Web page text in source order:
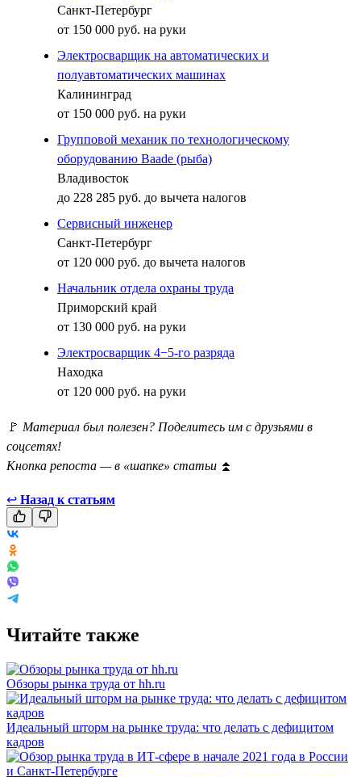
Санкт-Петербург
от 150 000 руб. на руки
Электросварщик на автоматических и
полуавтоматических машинах
Калининград
от 150 000 руб. на руки
Групповой механик по технологическому
оборудованию Baade (рыба)
Владивосток
до 228 285 руб. до вычета налогов
Сервисный инженер
Санкт-Петербург
от 120 000 руб. до вычета налогов
Начальник отдела охраны труда
Приморский край
от 130 000 руб. на руки
Электросварщик 4−5-го разряда
Находка
от 120 000 руб. на руки
🚩 Материал был полезен? Поделитесь им с друзьями в
соцсетях!
Кнопка репоста — в «шапке» статьи ⏫
↩ Назад к статьям
Читайте также
Обзоры рынка труда от hh.ru
Идеальный шторм на рынке труда: что делать с дефицитом
кадров